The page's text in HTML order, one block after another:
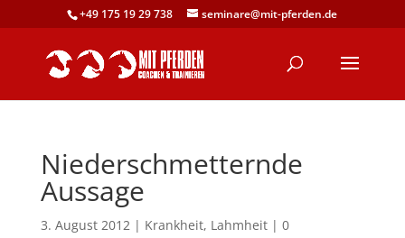
+49 175 19 29 738 seminare@mit-pferden.de
Niederschmetternde
Aussage
3. August 2012| Krankheit, Lahmheit| 0